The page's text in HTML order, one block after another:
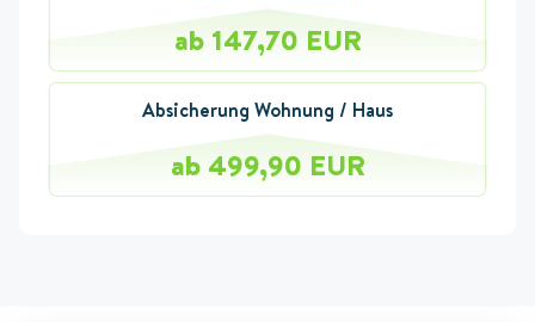
ab 147,70 EUR
Absicherung Wohnung / Haus
ab 499,90 EUR